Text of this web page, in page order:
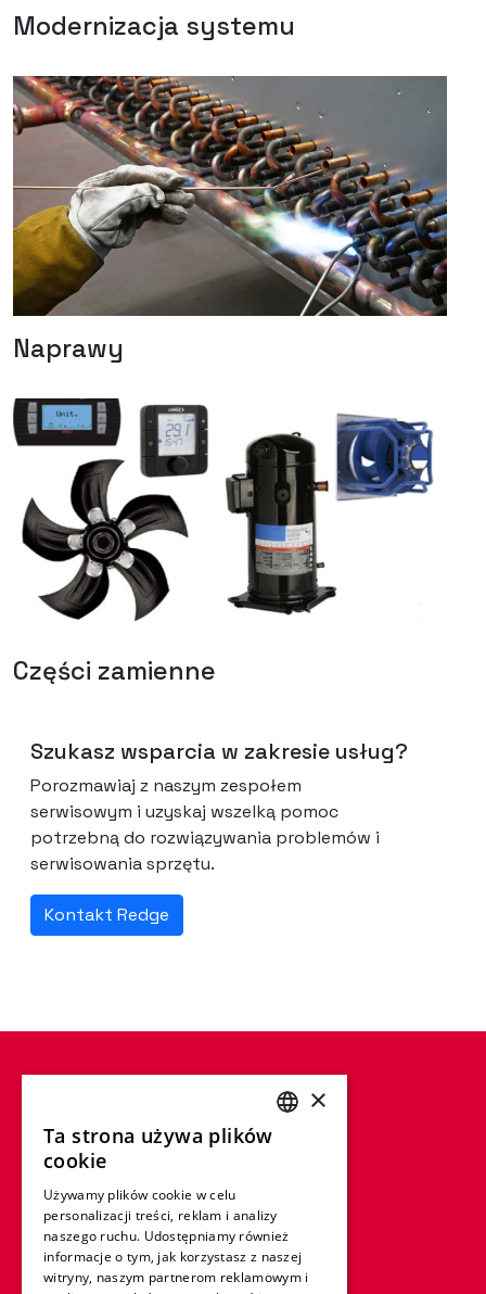
Modernizacja systemu
Naprawy
Części zamienne
Szukasz wsparcia w zakresie usług?
Porozmawiaj z naszym zespołem
serwisowym i uzyskaj wszelką pomoc
potrzebną do rozwiązywania problemów i
serwisowania sprzętu.
Kontakt Redge
ITALIAN
SPANISH
×
Ta strona używa plików
cookie
Używamy plików cookie w celu
personalizacji treści, reklam i analizy
naszego ruchu. Udostępniamy również
informacje o tym, jak korzystasz z naszej
witryny, naszym partnerom reklamowym i